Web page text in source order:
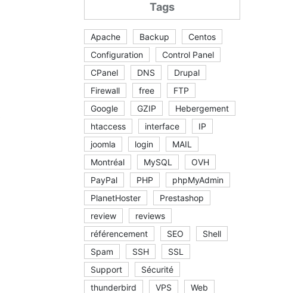
Tags
Apache Backup
Centos
Configuration
Control Panel
CPanel
DNS
Drupal
Firewall
free
FTP
Google
GZIP
Hebergement
htaccess
interface
IP
joomla
login
MAIL
Montréal
MySQL
OVH
PayPal
PHP
phpMyAdmin
PlanetHoster
Prestashop
review
reviews
référencement
SEO
Shell
Spam
SSH
SSL
Support
Sécurité
thunderbird
VPS
Web